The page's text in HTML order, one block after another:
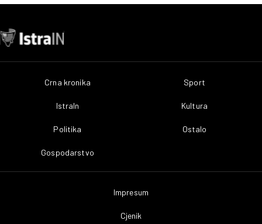
Crna kronika
IstraIn
Politika
Gospodarstvo
Sport
Kultura
Ostalo
Impresum
Cjenik